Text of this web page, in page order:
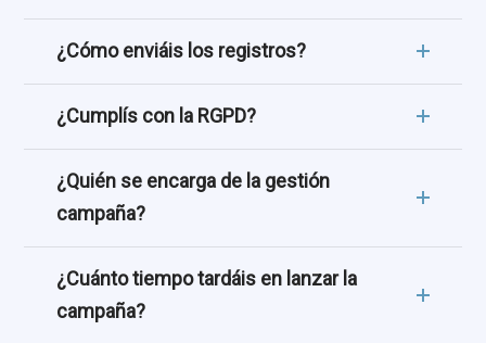
¿Cómo enviáis los registros?
¿Cumplís con la RGPD?
¿Quién se encarga de la gestión
campaña?
¿Cuánto tiempo tardáis en lanzar la
campaña?